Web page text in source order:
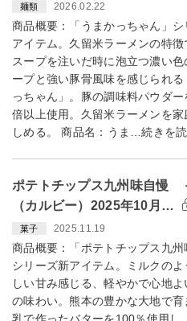
麺類 2026.02.22
商品概要：「うまかっちゃん」シ
アイテム。久留米ラーメンの特徴
スープを注いだ時に泡立つ濃い色
ープと強い豚骨風味を感じられる
っちゃん」。豚の調味料パウダー
倍以上使用。久留米ラーメンを家
しめる。 商品名：うま…続きを
ポテトチップス九州味自慢
（カルビー）2025年10月…
菓子 2025.11.19
商品概要：「ポテトチップス九州
シリーズ新アイテム。ミルクのよ
しい甘み感じる、軽やかで心地よ
の味わい。熊本の豊かな大地で育